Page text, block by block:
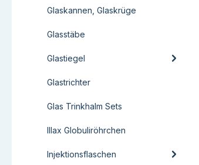
Glaskannen, Glaskrüge
Glasstäbe
Glastiegel
Glastrichter
Glas Trinkhalm Sets
Illax Globuliröhrchen
Injektionsflaschen